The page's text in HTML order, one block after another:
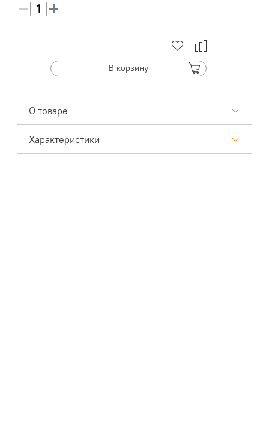
В корзину
О товаре
Характеристики